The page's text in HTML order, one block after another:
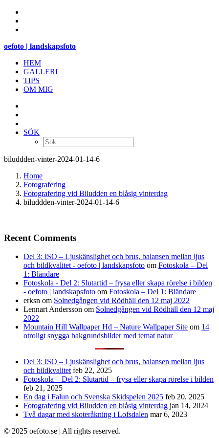
oefoto | landskapsfoto
HEM
GALLERI
TIPS
OM MIG
SÖK
biluddden-vinter-2024-01-14-6
Home
Fotografering
Fotografering vid Biludden en blåsig vinterdag
biluddden-vinter-2024-01-14-6
Recent Comments
Del 3: ISO – Ljuskänslighet och brus, balansen mellan ljus
och bildkvalitet - oefoto | landskapsfoto om Fotoskola – Del
1: Bländare
Fotoskola - Del 2: Slutartid – frysa eller skapa rörelse i bilden
- oefoto | landskapsfoto om Fotoskola – Del 1: Bländare
erksn om Solnedgången vid Rödhäll den 12 maj 2022
Lennart Andersson om Solnedgången vid Rödhäll den 12 maj
2022
Mountain Hill Wallpaper Hd – Nature Wallpaper Site om 14
otroligt snygga bakgrundsbilder med temat natur
Del 3: ISO – Ljuskänslighet och brus, balansen mellan ljus
och bildkvalitet feb 22, 2025
Fotoskola – Del 2: Slutartid – frysa eller skapa rörelse i bilden
feb 21, 2025
En dag i Falun och Svenska Skidspelen 2025 feb 20, 2025
Fotografering vid Biludden en blåsig vinterdag jan 14, 2024
Två dagar med skoteråkning i Lofsdalen mar 6, 2023
© 2025 oefoto.se | All rights reserved.